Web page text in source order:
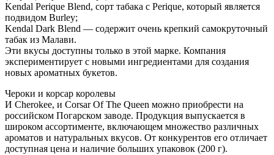
Kendal Perique Blend, сорт табака с Perique, который является
подвидом Burley;
Kendal Dark Blend — содержит очень крепкий самокруточный
табак из Малави.
Эти вкусы доступны только в этой марке. Компания
экспериментирует с новыми ингредиентами для создания
новых ароматных букетов.
Чероки и корсар королевы
И Cherokee, и Corsar Of The Queen можно приобрести на
российском Погарском заводе. Продукция выпускается в
широком ассортименте, включающем множество различных
ароматов и натуральных вкусов. От конкурентов его отличает
доступная цена и наличие больших упаковок (200 г).